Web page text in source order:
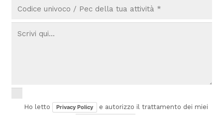
Ho letto Privacy Policy
e autorizzo il trattamento dei miei